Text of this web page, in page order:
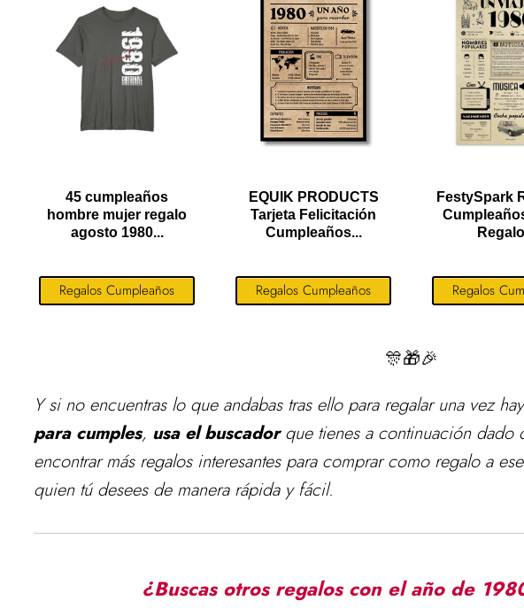
45 cumpleaños
hombre mujer regalo
agosto 1980...
Regalos Cumpleaños
EQUIK PRODUCTS
Tarjeta Felicitación
Cumpleaños...
Regalos Cumpleaños
FestySpark
Regalos
🎊🎁🎉
Y si no encuentras lo que andabas tras ello para regalaruna vez
para cumples, usa el buscadorque tienes a continuación dado
encontrar más regalos interesantes para comprar como regalo a
quien tú desees de manera rápida y fácil.
¿Buscas otros regalos con el año de